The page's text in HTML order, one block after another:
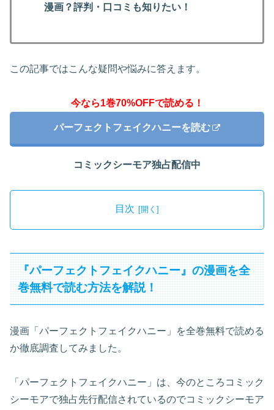
漫画？評判・口コミも知りたい！
この記事ではこんな疑問や悩みに答えます。
今なら1巻70%OFFで読める！
パーフェクトフェイクハニーを読む
コミックシーモア独占配信中
目次
『パーフェクトフェイクハニー』の漫画を全
巻無料で読む方法を解説！
漫画「パーフェクトフェイクハニー」を全巻無料で読める
か徹底調査してみました。
「パーフェクトフェイクハニー」は、今のところコミック
シーモアで独占先行配信されているのでコミックシーモア